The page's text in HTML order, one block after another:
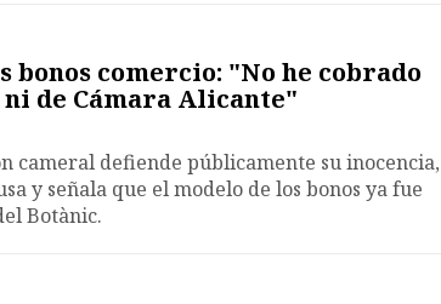
bonos comercio: "No he cobrado
de Cámara Alicante"
cameral defiende públicamente su inocencia,
y señala que el modelo de los bonos ya fue
Botànic.